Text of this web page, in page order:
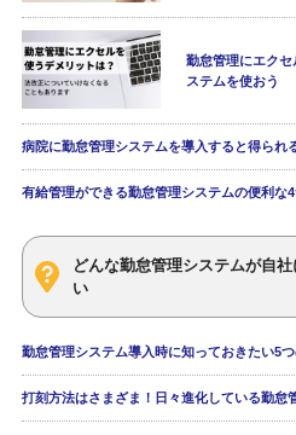
勤怠管理にエク
ステムを使おう
病院に勤怠管理システムを導入すると得られ
有給管理ができる勤怠管理システムの便利な
どんな勤怠管理システムが自
い
勤怠管理システム導入時に知っておきたい5
打刻方法はさまざま！日々進化している勤怠